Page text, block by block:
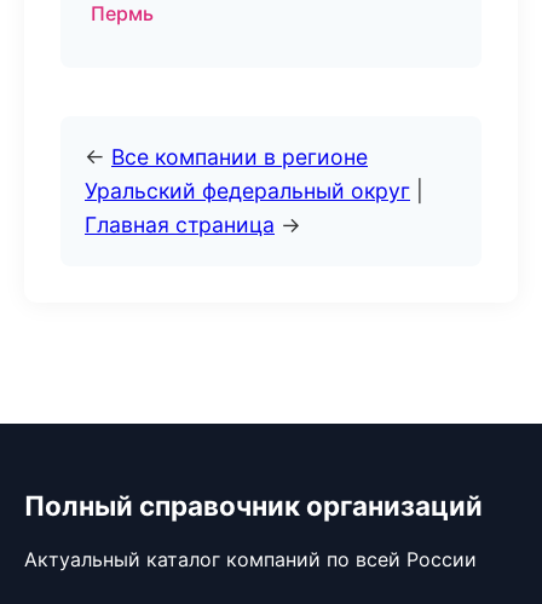
Пермь
← Все компании в регионе
Уральский федеральный округ
Главная страница →
Полный справочник организаций
Актуальный каталог компаний по всей России